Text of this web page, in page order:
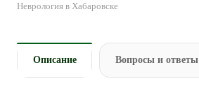
Неврология в Хабаровске
Описание Вопросы и ответы